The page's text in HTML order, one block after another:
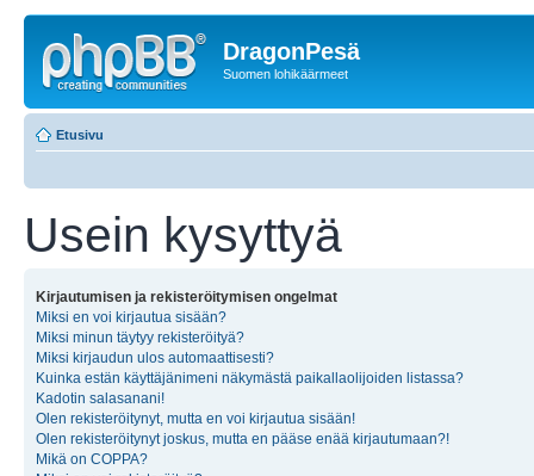
DragonPesä
Suomen lohikäärmeet
Etusivu
Usein kysyttyä
Kirjautumisen ja rekisteröitymisen ongelmat
Miksi en voi kirjautua sisään?
Miksi minun täytyy rekisteröityä?
Miksi kirjaudun ulos automaattisesti?
Kuinka estän käyttäjänimeni näkymästä paikallaolijoiden listassa?
Kadotin salasanani!
Olen rekisteröitynyt, mutta en voi kirjautua sisään!
Olen rekisteröitynyt joskus, mutta en pääse enää kirjautumaan?!
Mikä on COPPA?